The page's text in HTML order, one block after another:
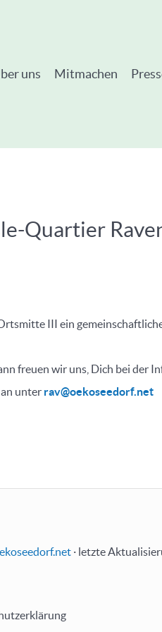
uns Mitmachen
Quartier
III ein
freuen wir uns, Dich bei der
unter rav@oekoseedorf.net
· letzte